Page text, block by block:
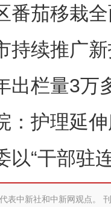
番茄移栽
持续推广
出栏量3万
：护理延
以“干部驻
表中新社和中新网观点。